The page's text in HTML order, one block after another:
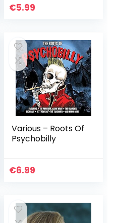
€5.99
Various – Roots Of
Psychobilly
€6.99